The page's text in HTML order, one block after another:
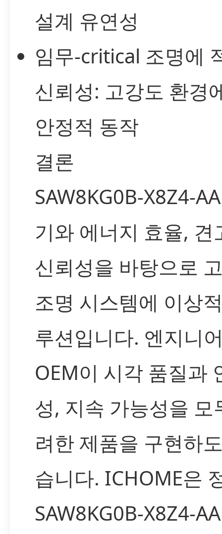
설계 유연성
임무-critical 조명에
신뢰성: 고강도 환경
안정적 동작
결론
SAW8KG0B-X8Z4-
기와 에너지 효율, 견
신뢰성을 바탕으로
조명 시스템에 이상
루션입니다. 엔지니
OEM이 시각 품질과
성, 지속 가능성을 모
려한 제품을 구현하
습니다. ICHOME은
SAW8KG0B-X8Z4-